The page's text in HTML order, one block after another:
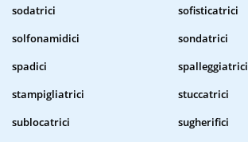
sodatrici
sofisticatrici
solfonamidici
sondatrici
spadici
spalleggiatrici
stampigliatrici
stuccatrici
sublocatrici
sugherifici